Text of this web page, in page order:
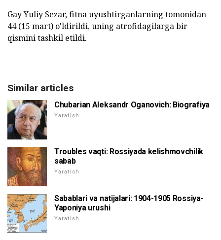
Gay Yuliy Sezar, fitna uyushtirganlarning tomonidan
44 (15 mart) o'ldirildi, uning atrofidagilarga bir
qismini tashkil etildi.
Similar articles
Chubarian Aleksandr Oganovich: Biografiya
Yaratish
Troubles vaqti: Rossiyada kelishmovchilik
sabab
Yaratish
Sabablari va natijalari: 1904-1905 Rossiya-
Yaponiya urushi
Yaratish